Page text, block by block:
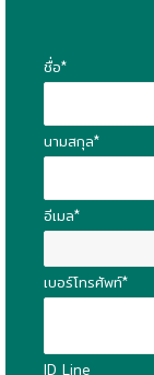
ชื่อ*
นามสกุล*
อีเมล*
เบอร์โทรศัพท์*
ID Line